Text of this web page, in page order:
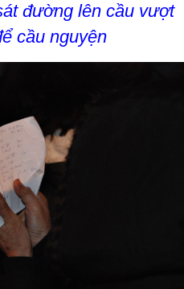
đường lên cầu vượt
cầu nguyện